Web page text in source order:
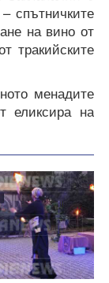
спътничките
на вино от
тракийските
менадите
еликсира на